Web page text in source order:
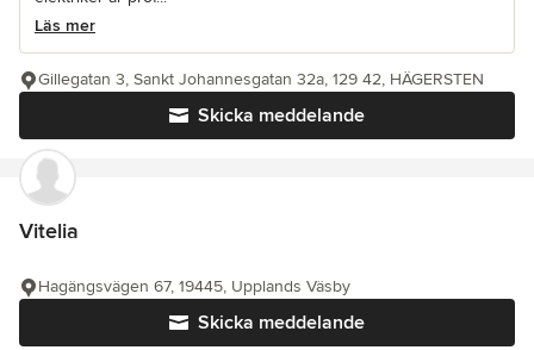
Läs mer
Skicka meddelande
Gillegatan 3, Sankt Johannesgatan 32a, 129 42, HÄGERSTEN
Vitelia
Skicka meddelande
Hagängsvägen 67, 19445, Upplands Väsby